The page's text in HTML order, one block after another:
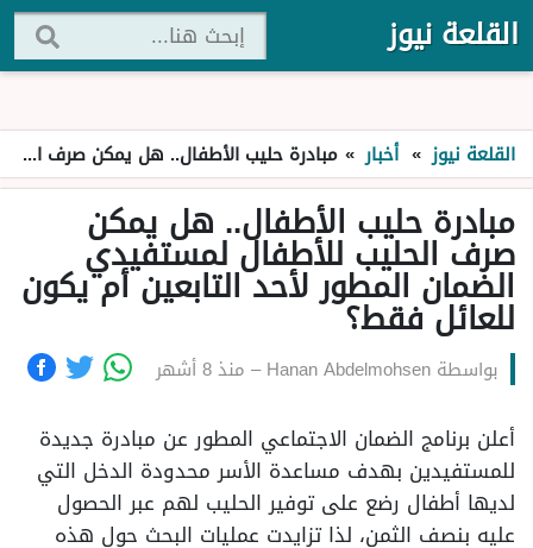
القلعة نيوز
القلعة نيوز » أخبار » مبادرة حليب الأطفال.. هل يمكن صرف الحليب للأطفال لمستفيدي الضمان المطور لأحد التابعين أم يكون للعائل فقط؟
مبادرة حليب الأطفال.. هل يمكن
صرف الحليب للأطفال لمستفيدي
الضمان المطور لأحد التابعين أم يكون
للعائل فقط؟
بواسطة Hanan Abdelmohsen
– منذ 8 أشهر
أعلن برنامج الضمان الاجتماعي المطور عن مبادرة جديدة
للمستفيدين بهدف مساعدة الأسر محدودة الدخل التي
لديها أطفال رضع على توفير الحليب لهم عبر الحصول
عليه بنصف الثمن، لذا تزايدت عمليات البحث حول هذه